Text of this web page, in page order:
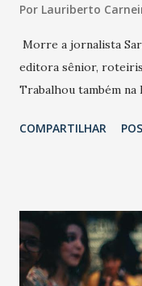
Por Lauriberto
Morre a jornalista
editora sênior,
Trabalhou também na
COMPARTILHAR